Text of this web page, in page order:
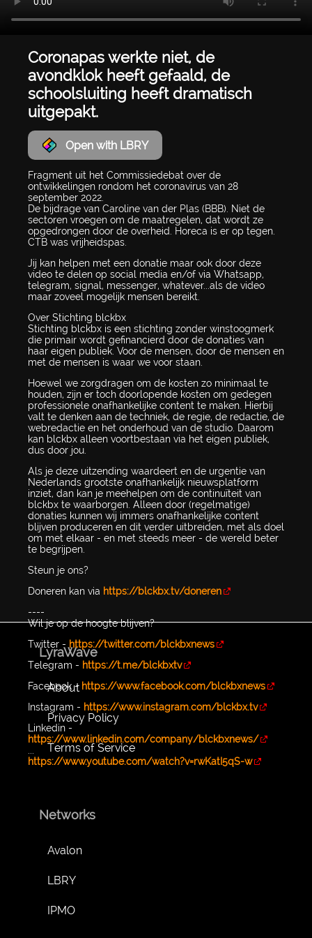
Coronapas werkte niet, de
avondklok heeft gefaald, de
schoolsluiting heeft dramatisch
uitgepakt.
Open with LBRY
Fragment uit het Commissiedebat over de
ontwikkelingen rondom het coronavirus van 28
september 2022.
De bijdrage van Caroline van der Plas (BBB). Niet de
sectoren vroegen om de maatregelen, dat wordt ze
opgedrongen door de overheid. Horeca is er op tegen.
CTB was vrijheidspas.
Jij kan helpen met een donatie maar ook door deze
video te delen op social media en/of via Whatsapp,
telegram, signal, messenger, whatever...als de video
maar zoveel mogelijk mensen bereikt.
Over Stichting blckbx
Stichting blckbx is een stichting zonder winstoogmerk
die primair wordt gefinancierd door de donaties van
haar eigen publiek. Voor de mensen, door de mensen en
met de mensen is waar we voor staan.
Hoewel we zorgdragen om de kosten zo minimaal te
houden, zijn er toch doorlopende kosten om gedegen
professionele onafhankelijke content te maken. Hierbij
valt te denken aan de techniek, de regie, de redactie, de
webredactie en het onderhoud van de studio. Daarom
kan blckbx alleen voortbestaan via het eigen publiek,
dus door jou.
Als je deze uitzending waardeert en de urgentie van
Nederlands grootste onafhankelijk nieuwsplatform
inziet, dan kan je meehelpen om de continuïteit van
blckbx te waarborgen. Alleen door (regelmatige)
donaties kunnen wij immers onafhankelijke content
blijven produceren en dit verder uitbreiden, met als doel
om met elkaar - en met steeds meer - de wereld beter
te begrijpen.
Steun je ons?
Doneren kan via https://blckbx.tv/doneren
----
Wil je op de hoogte blijven?
Twitter -https://twitter.com/blckbxnews
Telegram - https://t.me/blckbxtv
Facebook - https://www.facebook.com/blckbxnews
Instagram - https://www.instagram.com/blckbx.tv
Linkedin -
https://www.linkedin.com/company/blckbxnews/
...
https://www.youtube.com/watch?v=rwKatI5qS-w
LyraWave
About
Privacy Policy
Terms of Service
Networks
Avalon
LBRY
IPMO